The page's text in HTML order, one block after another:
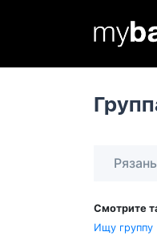
Рязань
Смотрите
Ищу группу